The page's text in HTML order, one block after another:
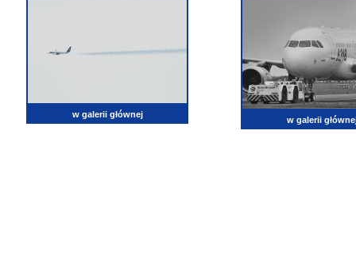
w galerii głównej
w galerii